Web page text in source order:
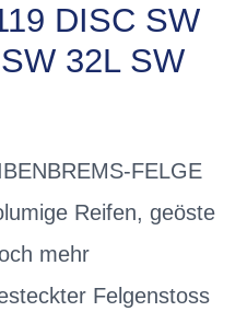
DISC SW
32L SW
FELGE
Reifen, geöste
mehr
Felgenstoss